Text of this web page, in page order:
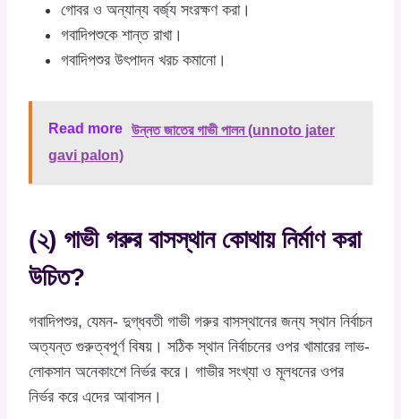
গোবর ও অন্যান্য বর্জ্য সংরক্ষণ করা।
গবাদিপশুকে শান্ত রাখা।
গবাদিপশুর উৎপাদন খরচ কমানো।
Read more উন্নত জাতের গাভী পালন (unnoto jater
gavi palon)
(২) গাভী গরুর বাসস্থান কোথায় নির্মাণ করা
উচিত?
গবাদিপশুর, যেমন- দুগ্ধবতী গাভী গরুর বাসস্থানের জন্য স্থান নির্বাচন
অত্যন্ত গুরুত্বপূর্ণ বিষয়। সঠিক স্থান নির্বাচনের ওপর খামারের লাভ-
লোকসান অনেকাংশে নির্ভর করে। গাভীর সংখ্যা ও মূলধনের ওপর
নির্ভর করে এদের আবাসন।